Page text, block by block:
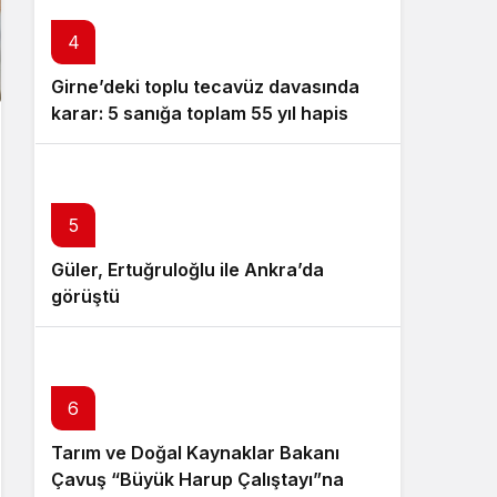
4
Girne’deki toplu tecavüz davasında
karar: 5 sanığa toplam 55 yıl hapis
5
Güler, Ertuğruloğlu ile Ankra’da
görüştü
6
Tarım ve Doğal Kaynaklar Bakanı
Çavuş “Büyük Harup Çalıştayı”na